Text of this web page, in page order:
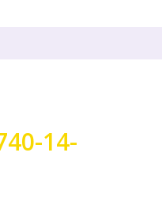
14-